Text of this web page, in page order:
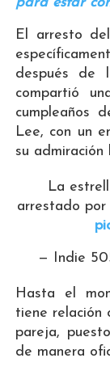
El arresto
después de
compartió
cumpleaños
Lee, con un
su admiración
La
arrestado por
— Indie
Hasta el
tiene relación
pareja,
de manera